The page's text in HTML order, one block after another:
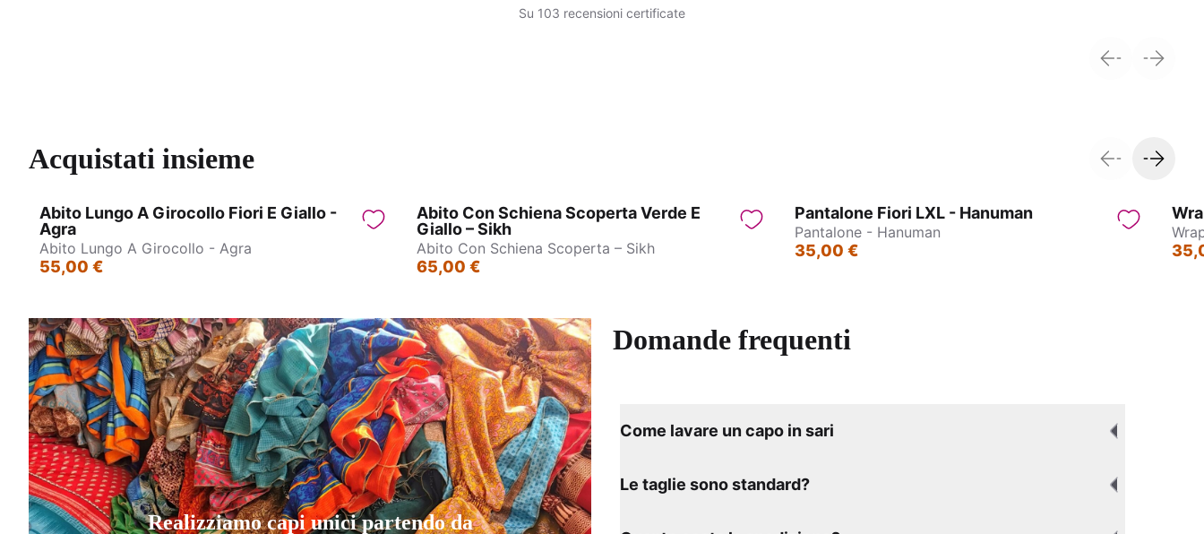
Su 103 recensioni certificate
Abito con schiena scoperta – Sikh
Acquistati insieme
Abito Lungo A Girocollo Fiori E Giallo -
Agra
Abito Lungo A Girocollo - Agra
55,00 €
Abito Con Schiena Scoperta Verde E
Giallo – Sikh
Abito Con Schiena Scoperta – Sikh
65,00 €
Pantalone Fiori LXL - Hanuman
Pantalone - Hanuman
35,00 €
Realizziamo capi unici partendo da
Domande frequenti
Come lavare un capo in sari
Le taglie sono standard?